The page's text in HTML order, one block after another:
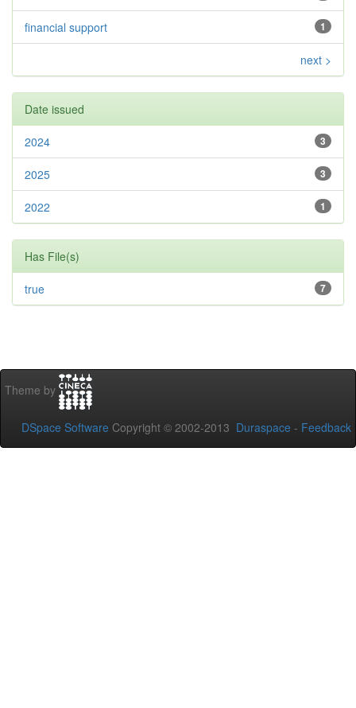
1
financial support
next >
Date issued
3
2024
3
2025
1
2022
Has File(s)
7
true
Theme by
DSpace Software Copyright © 2002-2013 Duraspace - Feedback